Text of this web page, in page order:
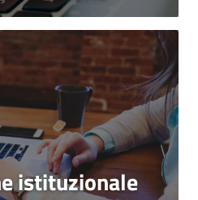
istituzionale